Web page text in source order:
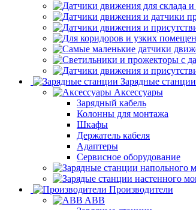
Зарядные станции
Аксессуары
Зарядный кабель
Колонны для монтажа
Шкафы
Держатель кабеля
Адаптеры
Сервисное оборудование
Производители
ABB